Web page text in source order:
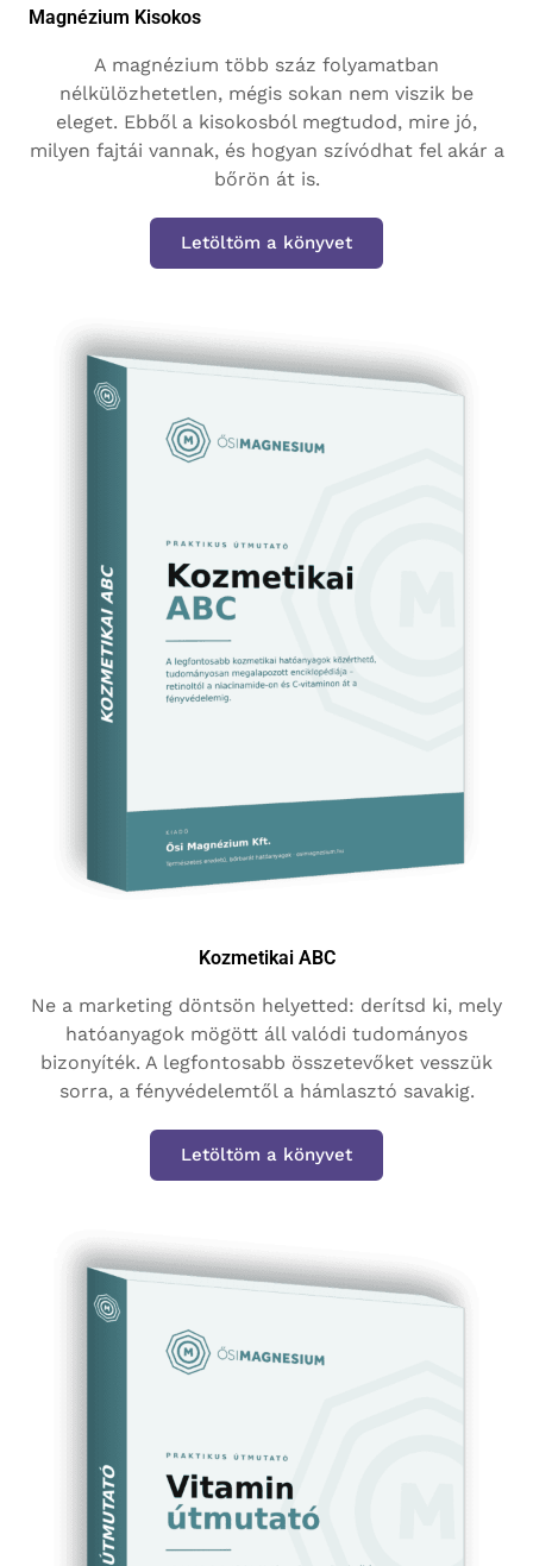
Magnézium Kisokos
A magnézium több száz folyamatban
nélkülözhetetlen, mégis sokan nem viszik be
eleget. Ebből a kisokosból megtudod, mire jó,
milyen fajtái vannak, és hogyan szívódhat fel akár a
bőrön át is.
Letöltöm a könyvet
Kozmetikai ABC
Ne a marketing döntsön helyetted: derítsd ki, mely
hatóanyagok mögött áll valódi tudományos
bizonyíték. A legfontosabb összetevőket vesszük
sorra, a fényvédelemtől a hámlasztó savakig.
Letöltöm a könyvet